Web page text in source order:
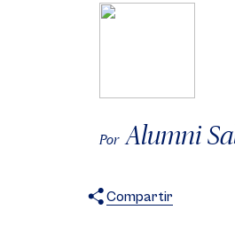
Por Alumni
Compartir